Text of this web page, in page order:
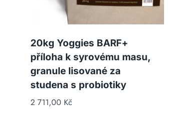
20kg Yoggies BARF+
příloha k syrovému masu,
granule lisované za
studena s probiotiky
2 711,00 Kč